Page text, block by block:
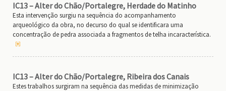
IC13 – Alter do Chão/Portalegre, Herdade do Matinho
Esta intervenção surgiu na sequência do acompanhamento
arqueológico da obra, no decurso do qual se identificara uma
concentração de pedra associada a fragmentos de telha incaracterística.
IC13 – Alter do Chão/Portalegre, Ribeira dos Canais
Estes trabalhos surgiram na sequência das medidas de minimização